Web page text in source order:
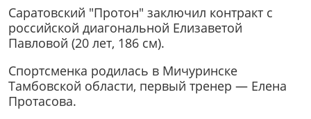
Саратовский "Протон" заключил контракт с
российской диагональной Елизаветой
Павловой (20 лет, 186 см).
Спортсменка родилась в Мичуринске
Тамбовской области, первый тренер — Елена
Протасова.